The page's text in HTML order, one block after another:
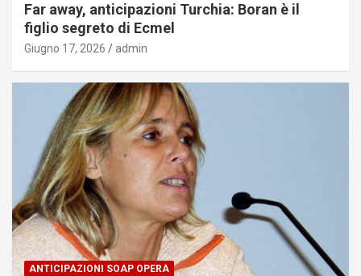
Far away, anticipazioni Turchia: Boran è il
figlio segreto di Ecmel
Giugno 17, 2026 admin
ANTICIPAZIONI SOAP OPERA